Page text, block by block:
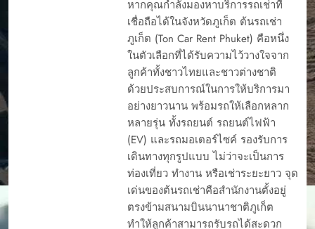
หากคุณกำลังมองหาบริการรถเช่าที่
เชื่อถือได้ในจังหวัดภูเก็ต ต้นรถเช่า
ภูเก็ต (Ton Car Rent Phuket) คือหนึ่ง
ในตัวเลือกที่ได้รับความไว้วางใจจาก
ลูกค้าทั้งชาวไทยและชาวต่างชาติ
ด้วยประสบการณ์ในการให้บริการมา
อย่างยาวนาน พร้อมรถให้เลือกหลาก
หลายรุ่น ทั้งรถยนต์ รถยนต์ไฟฟ้า
(EV) และรถมอเตอร์ไซค์ รองรับการ
เดินทางทุกรูปแบบ ไม่ว่าจะเป็นการ
ท่องเที่ยว ทำงาน หรือเช่าระยะยาว จุด
เด่นของต้นรถเช่าคือสำนักงานตั้งอยู่
ตรงข้ามสนามบินนานาชาติภูเก็ต
ทำให้ลูกค้าสามารถรับรถได้สะดวก